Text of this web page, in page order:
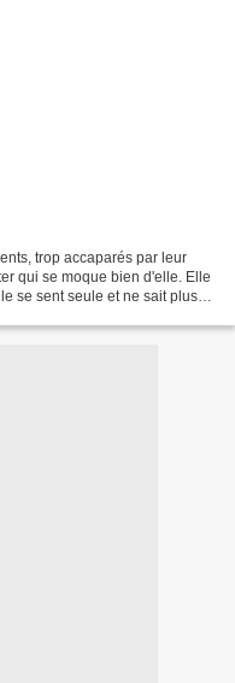
trop accaparés par leur
qui se moque bien d'elle. Elle
se sent seule et ne sait plus